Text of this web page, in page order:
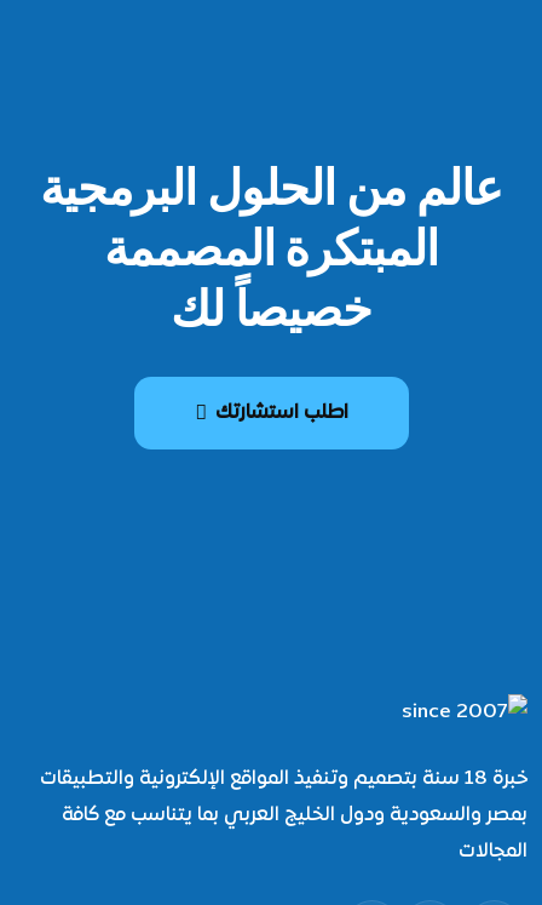
عالم من الحلول البرمجية
المبتكرة المصممة
خصيصاً لك
اطلب استشارتك
خبرة 18 سنة بتصميم وتنفيذ المواقع الإلكترونية والتطبيقات
بمصر والسعودية ودول الخليج العربي بما يتناسب مع كافة
المجالات